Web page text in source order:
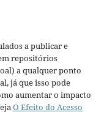
a publicar e
repositórios
a qualquer ponto
já que isso pode
aumentar o impacto
O Efeito do Acesso